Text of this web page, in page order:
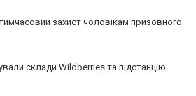
захист чоловікам призовного
склади Wildberries та підстанцію